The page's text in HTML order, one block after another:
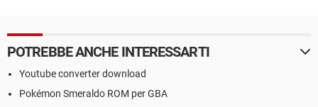
POTREBBE ANCHE INTERESSARTI
Youtube converter download
Pokémon Smeraldo ROM per GBA